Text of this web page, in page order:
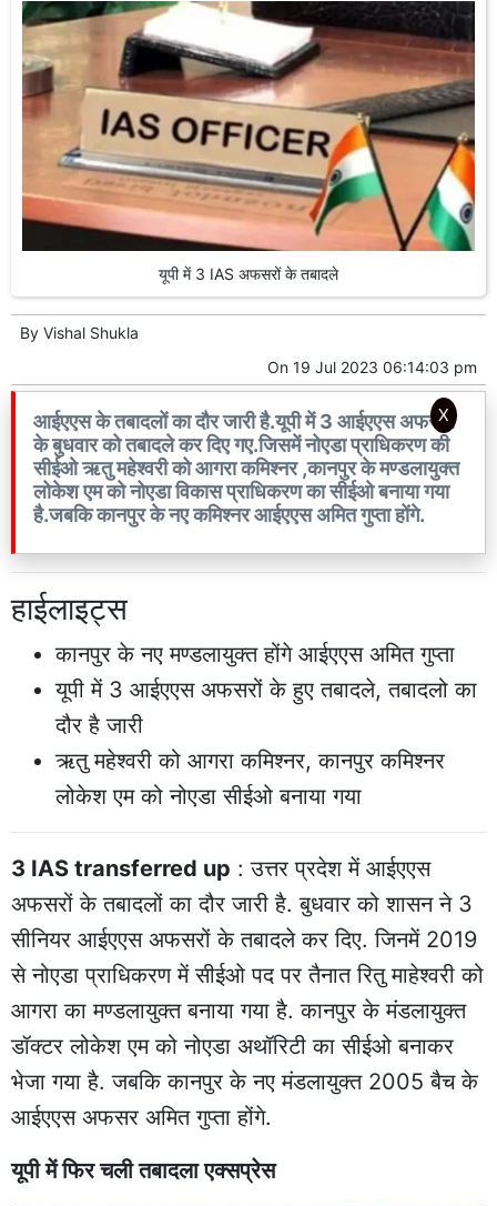
यूपी में 3 IAS अफसरों के तबादले
By Vishal Shukla
On 19 Jul 2023 06:14:03 pm
आईएएस के तबादलों का दौर जारी है.यूपी में 3 आईएएस अफसरों
के बुधवार को तबादले कर दिए गए.जिसमें नोएडा प्राधिकरण की
सीईओ ऋतु महेश्वरी को आगरा कमिश्नर ,कानपुर के मण्डलायुक्त
लोकेश एम को नोएडा विकास प्राधिकरण का सीईओ बनाया गया
है.जबकि कानपुर के नए कमिश्नर आईएएस अमित गुप्ता होंगे.
हाईलाइट्स
कानपुर के नए मण्डलायुक्त होंगे आईएएस अमित गुप्ता
यूपी में 3 आईएएस अफसरों के हुए तबादले, तबादलो का
दौर है जारी
ऋतु महेश्वरी को आगरा कमिश्नर, कानपुर कमिश्नर
लोकेश एम को नोएडा सीईओ बनाया गया
3 IAS transferred up : उत्तर प्रदेश में आईएएस
अफसरों के तबादलों का दौर जारी है. बुधवार को शासन ने 3
सीनियर आईएएस अफसरों के तबादले कर दिए. जिनमें 2019
से नोएडा प्राधिकरण में सीईओ पद पर तैनात रितु माहेश्वरी को
आगरा का मण्डलायुक्त बनाया गया है. कानपुर के मंडलायुक्त
डॉक्टर लोकेश एम को नोएडा अथॉरिटी का सीईओ बनाकर
भेजा गया है. जबकि कानपुर के नए मंडलायुक्त 2005 बैच के
आईएएस अफसर अमित गुप्ता होंगे.
यूपी में फिर चली तबादला एक्सप्रेस
X